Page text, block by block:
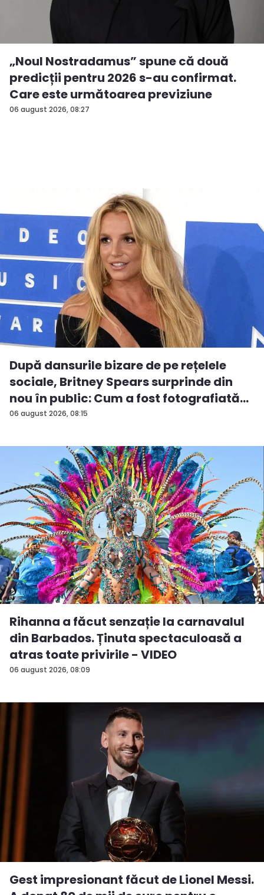
06 august 2026, 08:27
„Noul Nostradamus” spune că două
predicții pentru 2026 s-au confirmat.
Care este următoarea previziune
06 august 2026, 08:15
După dansurile bizare de pe rețelele
sociale, Britney Spears surprinde din
nou în public: Cum a fost fotografiată
î...
06 august 2026, 08:09
Rihanna a făcut senzație la carnavalul
din Barbados. Ținuta spectaculoasă a
atras toate privirile - VIDEO
Gest impresionant făcut de Lionel Messi.